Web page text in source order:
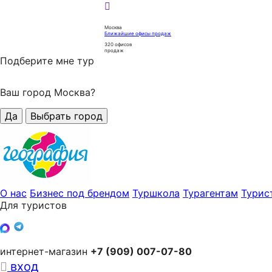
Москва
Ближайшие офисы продаж
320 офисов
продаж
Подберите мне тур
Ваш город Москва?
Да
Выбрать город
О нас Бизнес под брендом Туршкола Турагентам
Для туристов
интернет-магазин +7 (909) 007-07-80
вход